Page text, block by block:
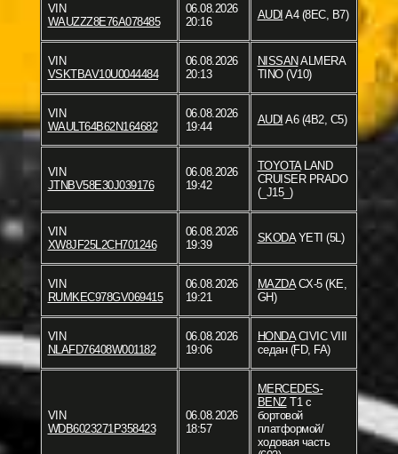
VIN
WAUZZZ8E76A078485
06.08.2026
20:16
AUDI A4 (8EC, B7)
VIN
VSKTBAV10U0044484
06.08.2026
20:13
NISSANALMERA
TINO (V10)
VIN
WAULT64B62N164682
06.08.2026
19:44
AUDI A6 (4B2, C5)
VIN
JTNBV58E30J039176
06.08.2026
19:42
TOYOTALAND
CRUISER PRADO
(_J15_)
VIN
XW8JF25L2CH701246
06.08.2026
19:39
SKODAYETI (5L)
VIN
RUMKEC978GV069415
06.08.2026
19:21
MAZDACX-5 (KE,
GH)
VIN
NLAFD76408W001182
06.08.2026
19:06
HONDACIVIC VIII
седан (FD, FA)
VIN
WDB6023271P358423
06.08.2026
18:57
MERCEDES-
BENZT1 c
бортовой
платформой/
ходовая часть